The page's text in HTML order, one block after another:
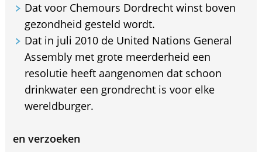
Dat voor Chemours Dordrecht winst boven
gezondheid gesteld wordt.
Dat in juli 2010 de United Nations General
Assembly met grote meerderheid een
resolutie heeft aangenomen dat schoon
drinkwater een grondrecht is voor elke
wereldburger.
en verzoeken